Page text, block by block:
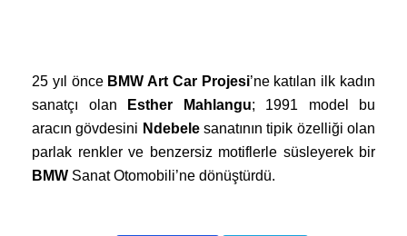
25 yıl önce BMW Art Car Projesi’ne katılan ilk kadın
sanatçı olan
Esther Mahlangu; 1991 model bu
aracın gövdesini Ndebelesanatının tipik özelliği olan
parlak renkler ve benzersiz motiflerle süsleyerek bir
BMW Sanat Otomobili’ne dönüştürdü.